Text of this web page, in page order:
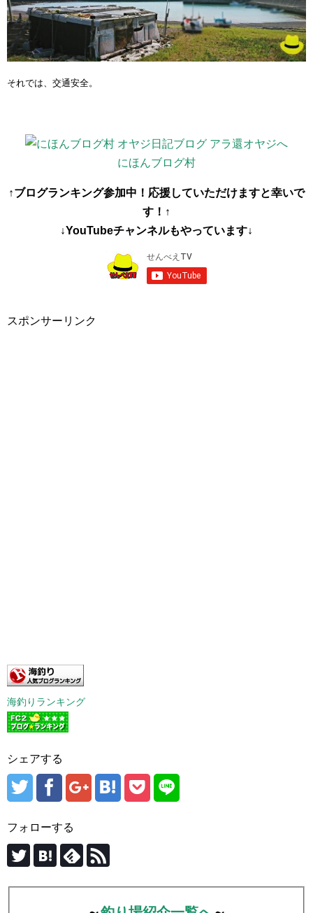
それでは、交通安全。
にほんブログ村
↑ブログランキング参加中！応援していただけますと幸いで
す！↑
↓YouTubeチャンネルもやっています↓
スポンサーリンク
海釣りランキング
シェアする
フォローする